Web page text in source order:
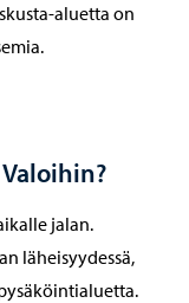
aluetta on
jalan.
läheisyydessä,